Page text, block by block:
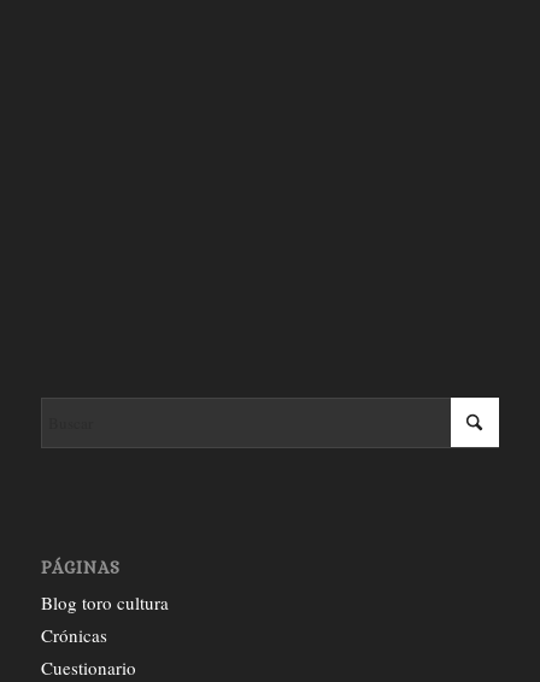
PÁGINAS
Blog toro cultura
Crónicas
Cuestionario